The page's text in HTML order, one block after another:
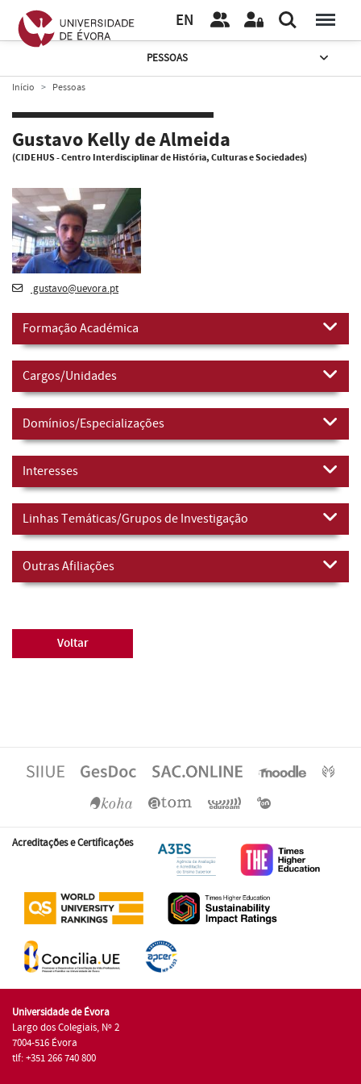
EN
PESSOAS
Início Pessoas
Gustavo Kelly de Almeida
(CIDEHUS - Centro Interdisciplinar de História, Culturas e Sociedades)
gustavo@uevora.pt
Formação Académica
Cargos/Unidades
Domínios/Especializações
Interesses
Linhas Temáticas/Grupos de Investigação
Outras Afiliações
Voltar
Acreditações e Certificações
Universidade de Évora
Largo dos Colegiais, Nº 2
7004-516 Évora
tlf: +351 266 740 800